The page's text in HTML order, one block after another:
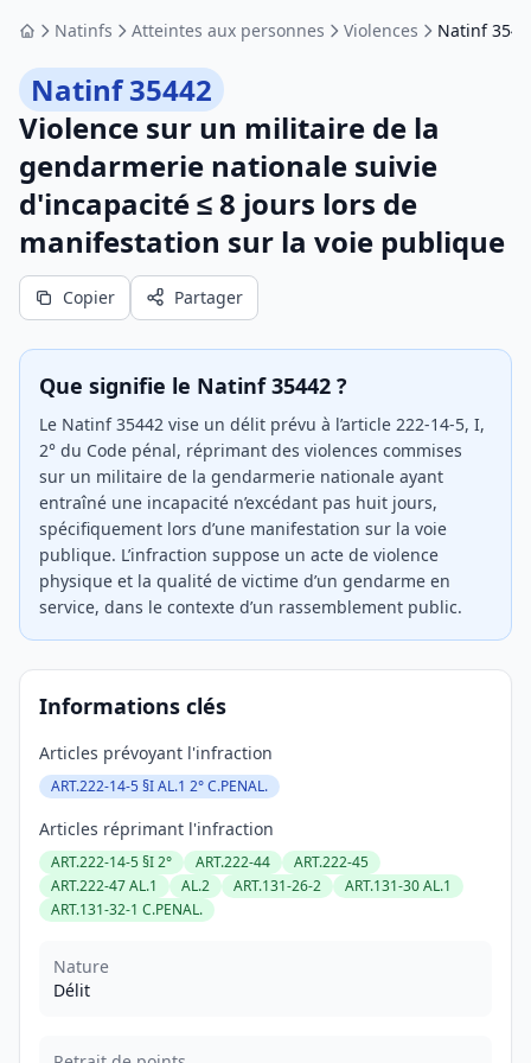
AccueilNatinfs Atteintes aux personnes Violences Natinf
Natinf 35442
Violence sur un militaire de la
gendarmerie nationale suivie
d'incapacité ≤ 8 jours lors de
manifestation sur la voie publique
Copier Partager
Que signifie le Natinf 35442 ?
Le Natinf 35442 vise un délit prévu à l’article 222-14-5, I,
2° du Code pénal, réprimant des violences commises
sur un militaire de la gendarmerie nationale ayant
entraîné une incapacité n’excédant pas huit jours,
spécifiquement lors d’une manifestation sur la voie
publique. L’infraction suppose un acte de violence
physique et la qualité de victime d’un gendarme en
service, dans le contexte d’un rassemblement public.
Informations clés
Articles prévoyant l'infraction
ART.222-14-5 §I AL.1 2° C.PENAL.
Articles réprimant l'infraction
ART.222-14-5 §I 2° ART.222-44
ART.222-45
ART.222-47 AL.1
AL.2 ART.131-26-2
ART.131-30 AL.1
ART.131-32-1 C.PENAL.
Nature
Délit